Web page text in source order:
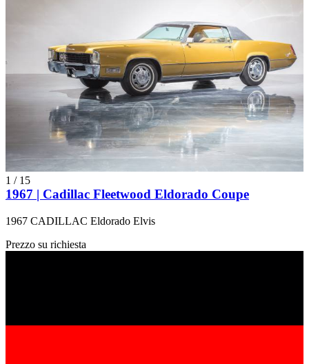
1 / 15
1967 | Cadillac Fleetwood Eldorado Coupe
1967 CADILLAC Eldorado Elvis
Prezzo su richiesta